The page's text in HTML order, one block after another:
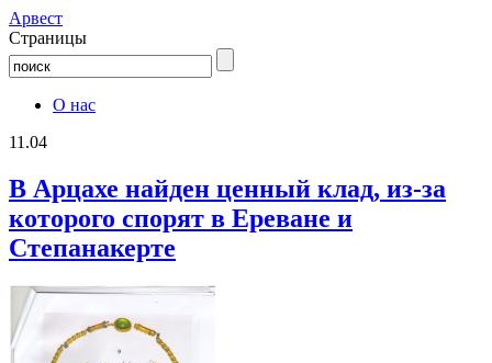
Aрвест
Страницы
О нас
11.04
В Арцахе найден ценный клад, из-за
которого спорят в Ереване и
Степанакерте